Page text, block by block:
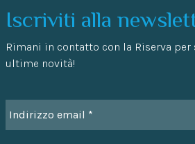
Iscriviti alla
Rimani in contatto con la Riserva
ultime novità!